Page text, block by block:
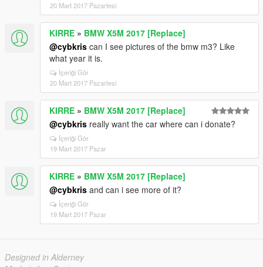
20 Mart 2017 Pazartesi
KIRRE » BMW X5M 2017 [Replace]
@cybkris can I see pictures of the bmw m3? Like
what year it is.
İçeriği Gör
20 Mart 2017 Pazartesi
KIRRE » BMW X5M 2017 [Replace]
@cybkris really want the car where can i donate?
İçeriği Gör
19 Mart 2017 Pazar
KIRRE » BMW X5M 2017 [Replace]
@cybkris and can i see more of it?
İçeriği Gör
19 Mart 2017 Pazar
Designed in Alderney